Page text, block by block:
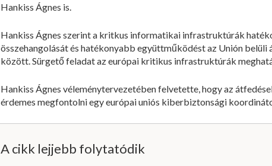
Hankiss Ágnes is.
Hankiss Ágnes szerint a kritkus informatikai infrastruktúrák
összehangolását és hatékonyabb együttműködést az Unión
között. Sürgető feladat az európai kritikus infrastruktúrák
Hankiss Ágnes véleménytervezetében felvetette, hogy az
érdemes megfontolni egy európai uniós kiberbiztonsági
A cikk lejjebb folytatódik